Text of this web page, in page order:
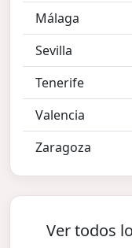
Málaga
Sevilla
Tenerife
Valencia
Zaragoza
Ver todos